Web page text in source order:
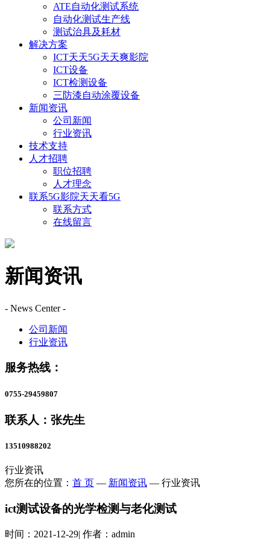
ATE自动化测试系统
自动化测试生产线
测试治具及耗材
解决方案
ICT天天5G天天爽影院
ICT设备
ICT检测设备
三防漆自动涂覆设备
新闻资讯
公司新闻
行业资讯
技术支持
人才招聘
职位招聘
人才理念
联系5G影院天天看5G
联系方式
在线留言
新闻资讯
- News Center -
公司新闻
行业资讯
服务热线：
0755-29459807
联系人：张先生
13510988202
行业资讯
您所在的位置： 首 页 — 新闻资讯 — 行业资讯
ict测试设备的光学检测与老化测试
时间： 2021-12-29| 作者： admin